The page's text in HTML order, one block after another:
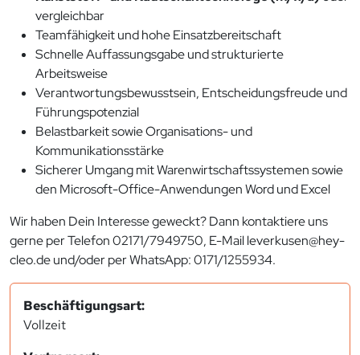
vergleichbar
Teamfähigkeit und hohe Einsatzbereitschaft
Schnelle Auffassungsgabe und strukturierte
Arbeitsweise
Verantwortungsbewusstsein, Entscheidungsfreude und
Führungspotenzial
Belastbarkeit sowie Organisations- und
Kommunikationsstärke
Sicherer Umgang mit Warenwirtschaftssystemen sowie
den Microsoft-Office-Anwendungen Word und Excel
Wir haben Dein Interesse geweckt? Dann kontaktiere uns
gerne per Telefon 02171/7949750, E-Mail leverkusen@hey-
cleo.de und/oder per WhatsApp: 0171/1255934.
Beschäftigungsart:
Vollzeit